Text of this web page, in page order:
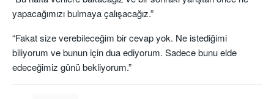
yapacağımızı bulmaya çalışacağız.”
“Fakat size verebileceğim bir cevap yok. Ne istediğimi
biliyorum ve bunun için dua ediyorum. Sadece bunu elde
edeceğimiz günü bekliyorum.”